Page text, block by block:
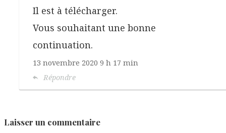
Il est à télécharger.
Vous souhaitant une bonne
continuation.
13 novembre 2020 9 h 17 min
Répondre
Laisser un commentaire